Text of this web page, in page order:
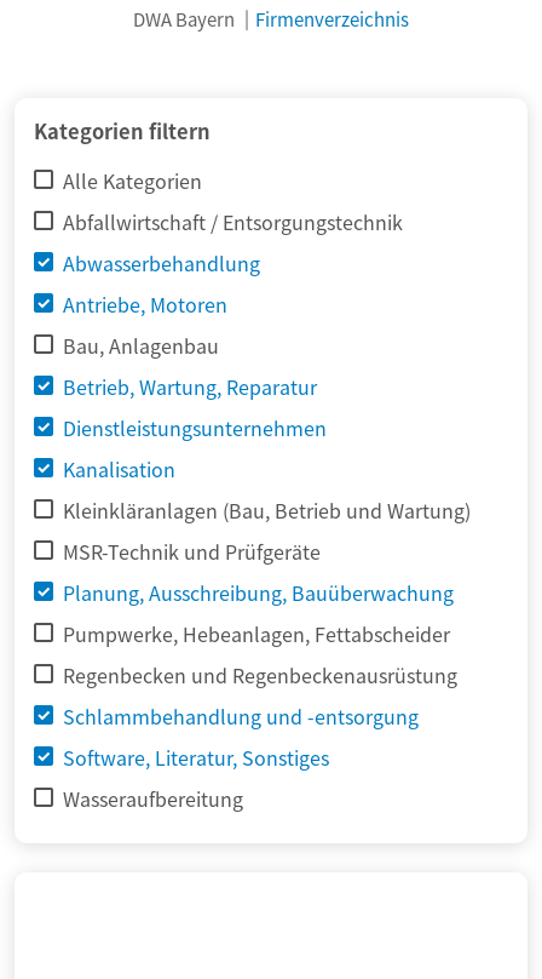
DWA Bayern Firmenverzeichnis
Kategorien filtern
Alle Kategorien
Abfallwirtschaft / Entsorgungstechnik
Abwasserbehandlung
Antriebe, Motoren
Bau, Anlagenbau
Betrieb, Wartung, Reparatur
Dienstleistungsunternehmen
Kanalisation
Kleinkläranlagen (Bau, Betrieb und Wartung)
MSR-Technik und Prüfgeräte
Planung, Ausschreibung, Bauüberwachung
Pumpwerke, Hebeanlagen, Fettabscheider
Regenbecken und Regenbeckenausrüstung
Schlammbehandlung und -entsorgung
Software, Literatur, Sonstiges
Wasseraufbereitung